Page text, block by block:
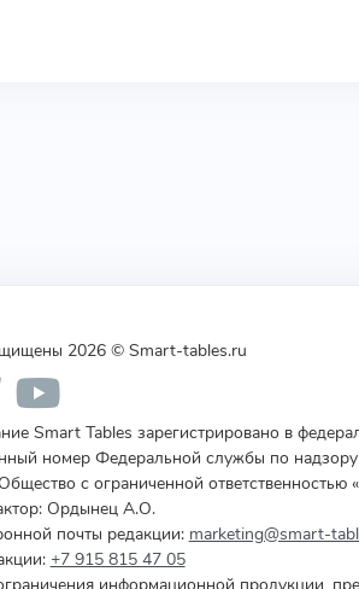
2026 © Smart-tables.ru
Smart Tables зарегистрировано в
номер Федеральной службы по
Общество с ограниченной
Ордынец А.О.
почты редакции: marketing@smart-
+7 915 815 47 05
информационной продукции,